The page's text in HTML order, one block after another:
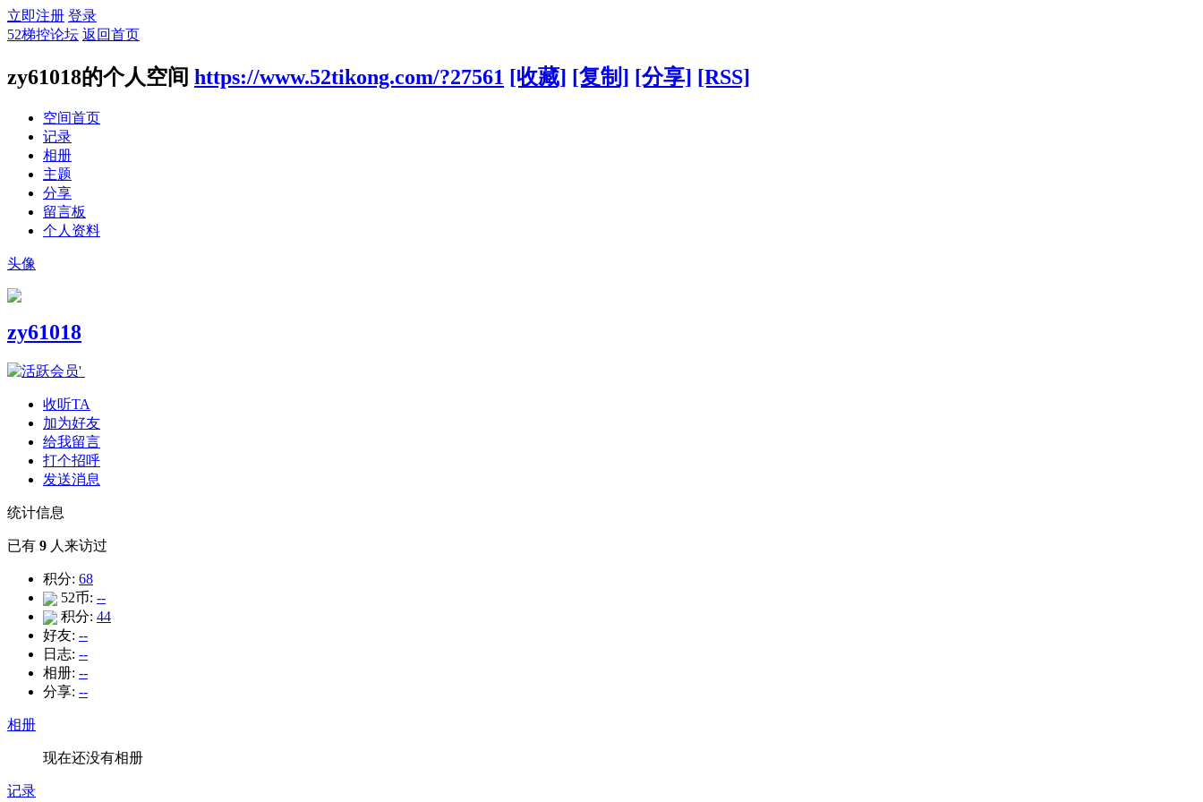
立即注册 登录
52梯控论坛 返回首页
zy61018的个人空间 https://www.52tikong.com/?27561 [收藏] [复制] [分享] [RSS]
空间首页
记录
相册
主题
分享
留言板
个人资料
头像
zy61018
收听TA
加为好友
给我留言
打个招呼
发送消息
统计信息
已有 9 人来访过
积分: 68
52币: --
积分: 44
好友: --
日志: --
相册: --
分享: --
相册
现在还没有相册
记录